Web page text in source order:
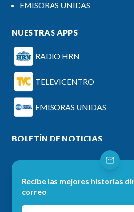
EMISORAS UNIDAS
NUESTRAS APPS
RADIO HRN
TELEVICENTRO
EMISORAS UNIDAS
BOLETÍN DE NOTICIAS
Recibe las mejores historias
correo